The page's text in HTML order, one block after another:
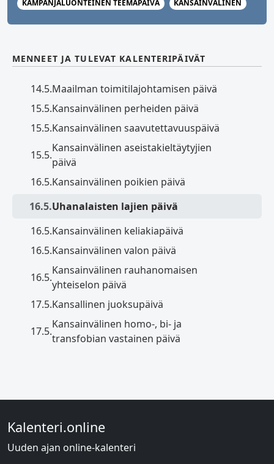
KAMPANJALUONTEINEN TEEMAPÄIVÄ KANSAINVÄLINEN
MENNEET JA TULEVAT KALENTERIPÄIVÄT
14.5.Maailman toimitilajohtamisen päivä
15.5.Kansainvälinen perheiden päivä
15.5.Kansainvälinen saavutettavuuspäivä
15.5.
Kansainvälinen aseistakieltäytyjien
päivä
16.5.Kansainvälinen poikien päivä
16.5.Uhanalaisten lajien päivä
16.5.Kansainvälinen keliakiapäivä
16.5.Kansainvälinen valon päivä
16.5.
Kansainvälinen rauhanomaisen
yhteiselon päivä
17.5.Kansallinen juoksupäivä
17.5.
Kansainvälinen homo-, bi- ja
transfobian vastainen päivä
Kalenteri.online
Uuden ajan online-kalenteri